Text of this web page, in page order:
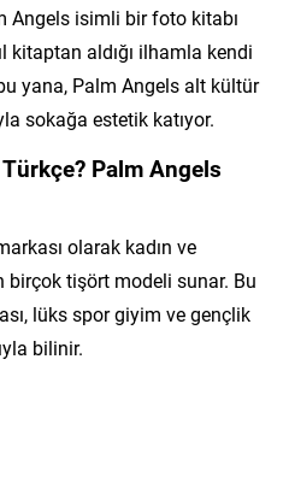
Angels isimli bir foto kitabı
kitaptan aldığı ilhamla kendi
yana, Palm Angels alt kültür
sokağa estetik katıyor.
Palm Angels
olarak kadın ve
birçok tişört modeli sunar. Bu
lüks spor giyim ve gençlik
bilinir.